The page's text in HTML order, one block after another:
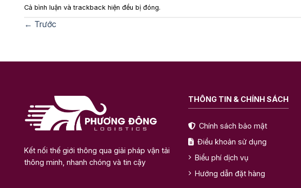
Cả bình luận và trackback hiện đều bị đóng.
← Trước
Kết nối thế giới thông qua giải pháp vận tải
thông minh, nhanh chóng và tin cậy
THÔNG TIN & CHÍNH SÁCH
Chính sách bảo mật
Điều khoản sử dụng
Biểu phí dịch vụ
Hướng dẫn đặt hàng